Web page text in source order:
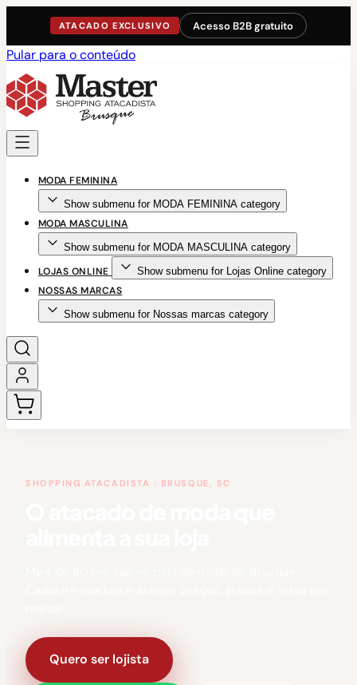
ATACADO EXCLUSIVO Acesso B2B gratuito
Pular para o conteúdo
MODA FEMININA
Show submenu for MODA FEMININA category
MODA MASCULINA
Show submenu for MODA MASCULINA category
LOJAS ONLINE Show submenu for Lojas Online category
NOSSAS MARCAS
Show submenu for Nossas marcas category
SHOPPING ATACADISTA · BRUSQUE, SC
Quero ser lojista